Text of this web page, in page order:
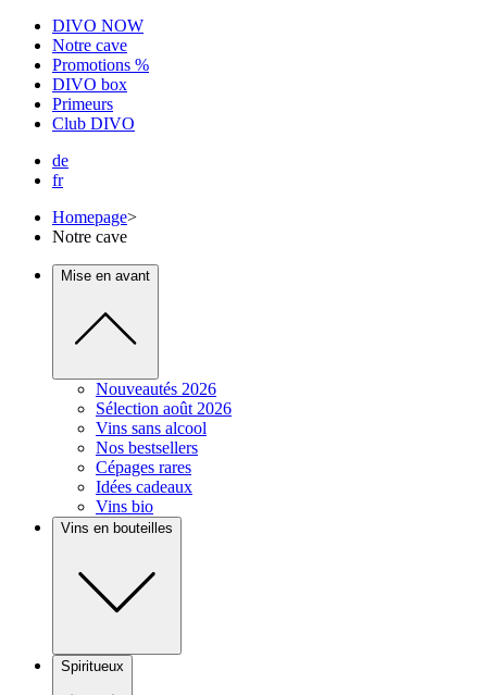
DIVO NOW
Notre cave
Promotions %
DIVO box
Primeurs
Club DIVO
de
fr
Homepage>
Notre cave
Mise en avant
Nouveautés 2026
Sélection août 2026
Vins sans alcool
Nos bestsellers
Cépages rares
Idées cadeaux
Vins bio
Vins en bouteilles
Spiritueux